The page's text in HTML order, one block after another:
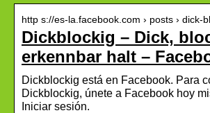
http s://es-la.facebook.com › posts › dick-
Dickblockig – Dick,
erkennbar halt –
Dickblockig está en Facebook. Para
Dickblockig, únete a Facebook hoy
Iniciar sesión.